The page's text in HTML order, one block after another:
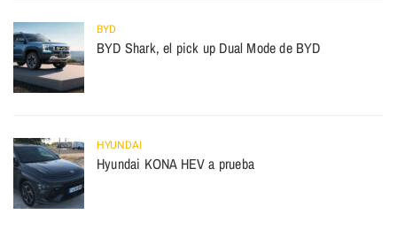
BYD
BYD Shark, el pick up Dual Mode de BYD
HYUNDAI
Hyundai KONA HEV a prueba